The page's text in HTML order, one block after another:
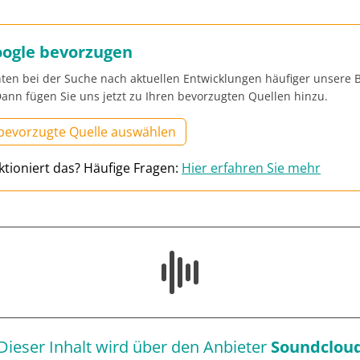
bevorzugen
bei der Suche nach aktuellen Entwicklungen häufiger unsere
fügen Sie uns jetzt zu Ihren bevorzugten Quellen hinzu.
Quelle auswählen
das? Häufige Fragen: Hier erfahren Sie mehr
Inhalt wird über den Anbieter